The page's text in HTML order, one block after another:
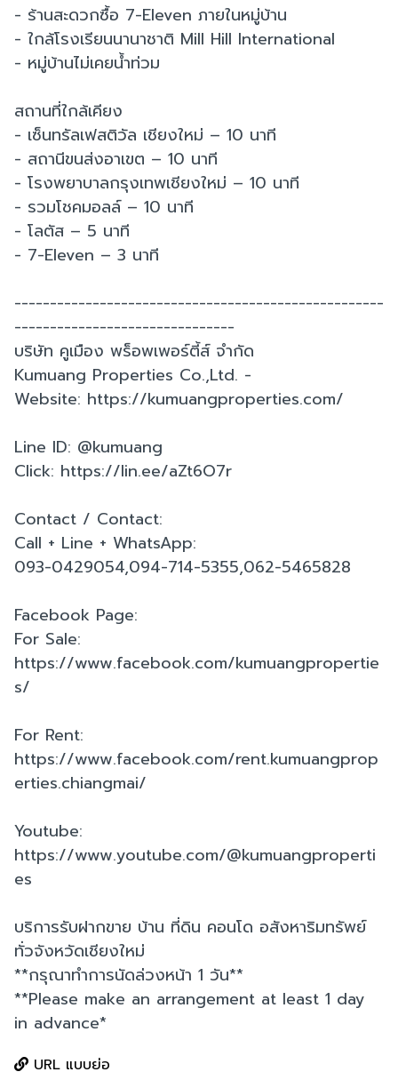
- ร้านสะดวกซื้อ 7-Eleven ภายในหมู่บ้าน
- ใกล้โรงเรียนนานาชาติ Mill Hill International
- หมู่บ้านไม่เคยน้ำท่วม
สถานที่ใกล้เคียง
- เซ็นทรัลเฟสติวัล เชียงใหม่ – 10 นาที
- สถานีขนส่งอาเขต – 10 นาที
- โรงพยาบาลกรุงเทพเชียงใหม่ – 10 นาที
- รวมโชคมอลล์ – 10 นาที
- โลตัส – 5 นาที
- 7-Eleven – 3 นาที
----------------------------------------------------
-------------------------------
บริษัท คูเมือง พร็อพเพอร์ตี้ส์ จำกัด
Kumuang Properties Co.,Ltd. -
Website: https://kumuangproperties.com/
Line ID: @kumuang
Click: https://lin.ee/aZt6O7r
Contact / Contact:
Call + Line + WhatsApp:
093-0429054,094-714-5355,062-5465828
Facebook Page:
For Sale:
https://www.facebook.com/kumuangpropertie
s/
For Rent:
https://www.facebook.com/rent.kumuangprop
erties.chiangmai/
Youtube:
https://www.youtube.com/@kumuangproperti
es
บริการรับฝากขาย บ้าน ที่ดิน คอนโด อสังหาริมทรัพย์
ทั่วจังหวัดเชียงใหม่
**กรุณาทำการนัดล่วงหน้า 1 วัน**
**Please make an arrangement at least 1 day
in advance*
URL แบบย่อ